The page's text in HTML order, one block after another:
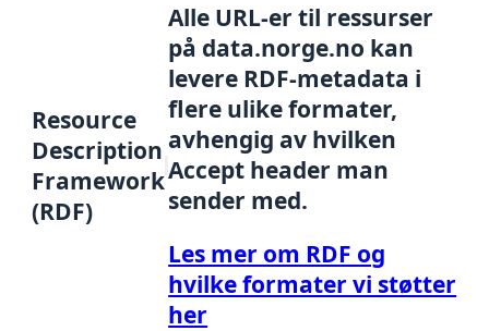
Resource
Description
Framework
(RDF)
Alle URL-er til ressurser
på data.norge.no kan
levere RDF-metadata i
flere ulike formater,
avhengig av hvilken
Accept header man
sender med.
Les mer om RDF og
hvilke formater vi støtter
her